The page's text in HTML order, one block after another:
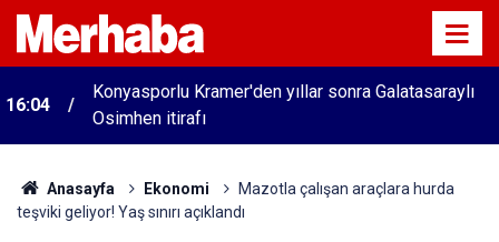
16:04
Konyasporlu Kramer'den yıllar sonra Galatasaraylı
Osimhen itirafı
Anasayfa Ekonomi
Mazotla çalışan araçlara hurda
teşviki geliyor! Yaş sınırı açıklandı